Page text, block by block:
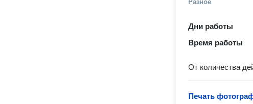
Разное
Дни работы
Время работы
От количества
Печать